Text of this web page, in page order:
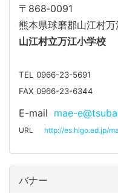
〒868‐0091
熊本県球磨郡山江村
山江村立万江小学校
TEL 0966-23-5691
FAX 0966-23-6344
E-mail mae-
URL http://es.higo.ed.jp/
バナー